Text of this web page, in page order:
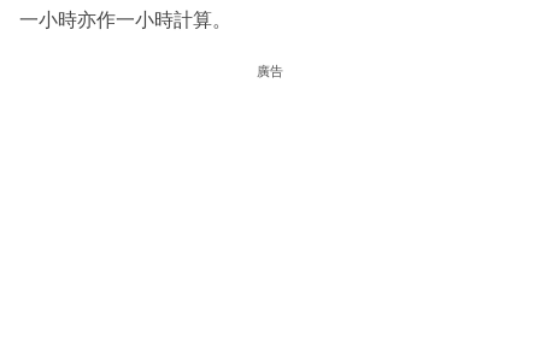
一小時亦作一小時計算。
廣告